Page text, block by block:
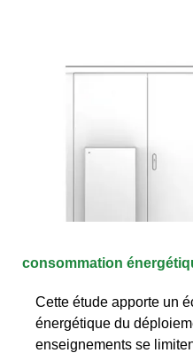
consommation
Cette étude apporte un
énergétique du
enseignements se